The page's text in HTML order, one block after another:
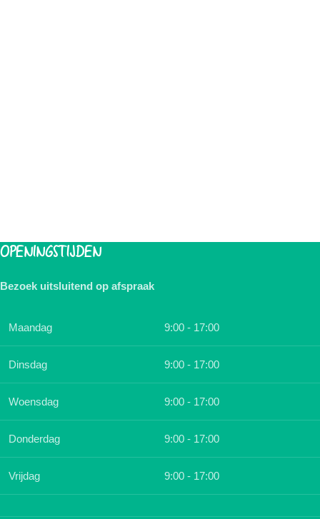
OPENINGSTIJDEN
Bezoek uitsluitend op afspraak
Maandag 9:00 - 17:00
Dinsdag 9:00 - 17:00
Woensdag 9:00 - 17:00
Donderdag 9:00 - 17:00
Vrijdag 9:00 - 17:00